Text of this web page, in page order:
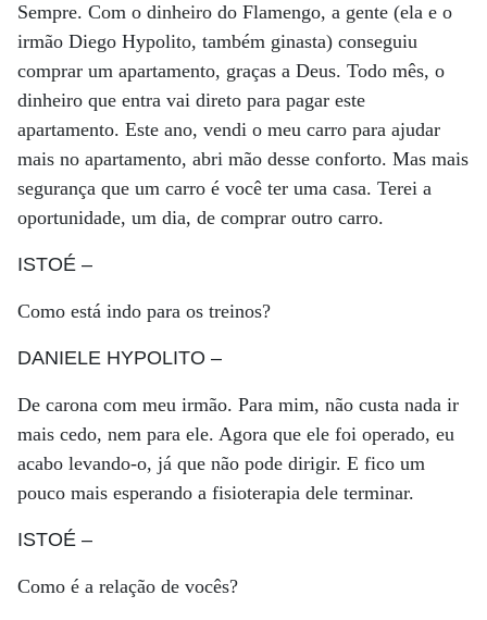
Sempre. Com o dinheiro do Flamengo, a gente (ela e o
irmão Diego Hypolito, também ginasta) conseguiu
comprar um apartamento, graças a Deus. Todo mês, o
dinheiro que entra vai direto para pagar este
apartamento. Este ano, vendi o meu carro para ajudar
mais no apartamento, abri mão desse conforto. Mas mais
segurança que um carro é você ter uma casa. Terei a
oportunidade, um dia, de comprar outro carro.
ISTOÉ –
Como está indo para os treinos?
DANIELE HYPOLITO –
De carona com meu irmão. Para mim, não custa nada ir
mais cedo, nem para ele. Agora que ele foi operado, eu
acabo levando-o, já que não pode dirigir. E fico um
pouco mais esperando a fisioterapia dele terminar.
ISTOÉ –
Como é a relação de vocês?